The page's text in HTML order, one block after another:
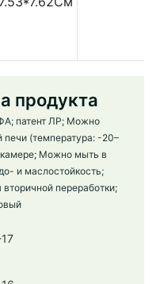
продукта
патент ЛР; Можно
печи (температура: -20–
камере; Можно мыть в
и маслостойкость;
переработки;